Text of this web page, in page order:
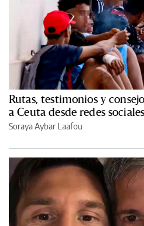
Rutas, testimonios y
a Ceuta desde redes sociales
Soraya Aybar Laafou